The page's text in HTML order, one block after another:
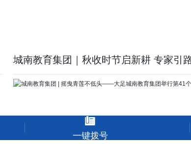
城南教育集团｜秋收时节启新耕 专家引

一键拨号